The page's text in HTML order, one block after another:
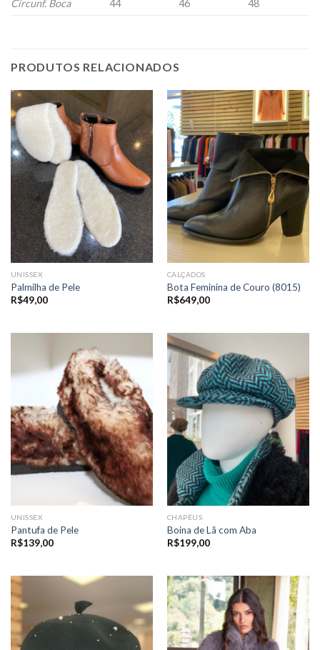
Circunf. Boca 44 46 48
PRODUTOS RELACIONADOS
UNISSEX
Palmilha de Pele
R$49,00
CALÇADOS
Bota Feminina de Couro (8015)
R$649,00
UNISSEX
Pantufa de Pele
R$139,00
CHAPÉUS
Boina de Lã com Aba
R$199,00